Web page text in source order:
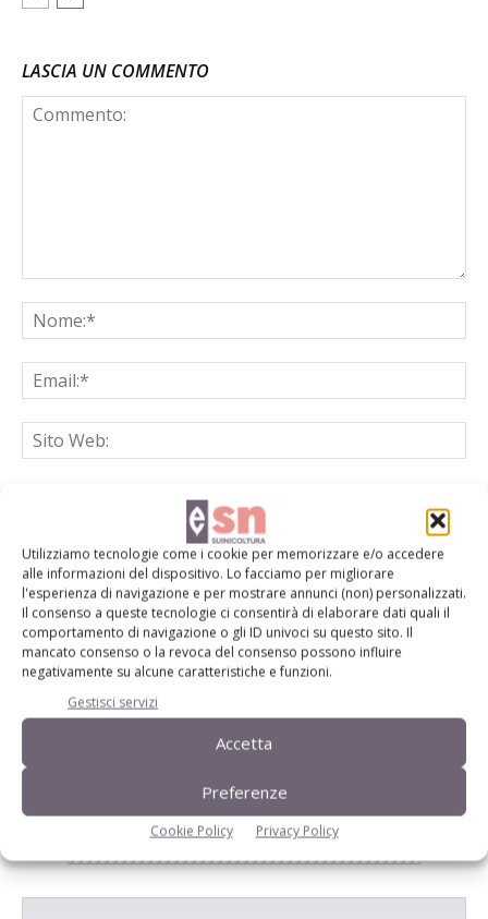
Utilizziamo tecnologie come i cookie per memorizzare e/o accedere
alle informazioni del dispositivo. Lo facciamo per migliorare
l'esperienza di navigazione e per mostrare annunci (non) personalizzati.
Il consenso a queste tecnologie ci consentirà di elaborare dati quali il
comportamento di navigazione o gli ID univoci su questo sito. Il
mancato consenso o la revoca del consenso possono influire
negativamente su alcune caratteristiche e funzioni.
Gestisci servizi
Accetta
Preferenze
Cookie Policy Privacy Policy
LASCIA UN COMMENTO
prossima volta che commento.
E-magazine